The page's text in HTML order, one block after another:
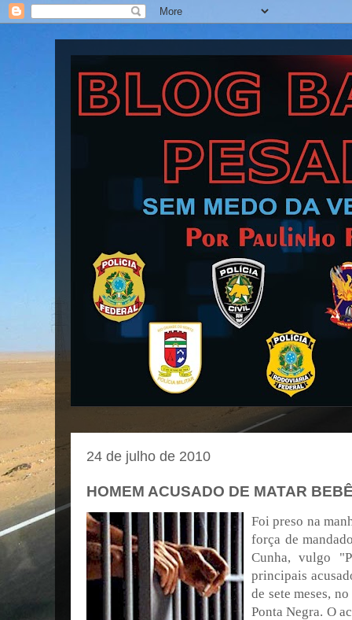
Blog Barra Pesada
24 de julho de 2010
HOMEM ACUSADO DE MATAR
Foi preso na
força de
Cunha, vulgo
principais
de sete meses,
Ponta Negra. O